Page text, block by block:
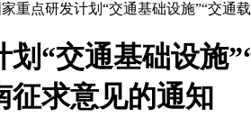
重点研发计划“交通基础设施”“交通
“交通基础设施
征求意见的通知